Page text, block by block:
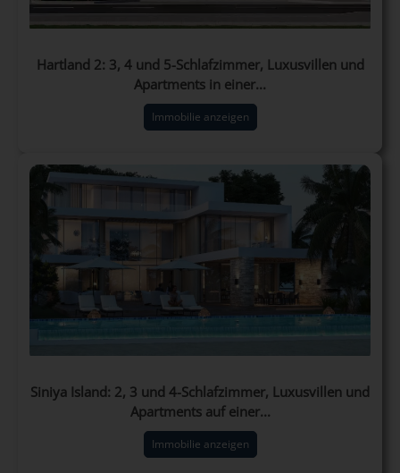
Hartland 2: 3, 4 und 5-Schlafzimmer, Luxusvillen und
Apartments in einer...
Immobilie anzeigen
Siniya Island: 2, 3 und 4-Schlafzimmer, Luxusvillen und
Apartments auf einer...
Immobilie anzeigen